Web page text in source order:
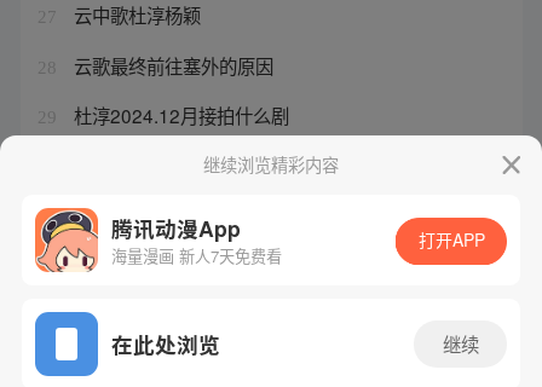
27 云中歌杜淳杨颖
28 云歌最终前往塞外的原因
29 杜淳2024.12月接拍什么剧
杜淳秦昊2024年的新剧继续浏览精彩内容
腾讯动漫App
海量漫画 新人7天免费看
打开APP
在此处浏览 继续
网站备案/许可证号：粤B2-20090059-5
Copyright©1998 - 2026 Tencent. All Rights Reserved